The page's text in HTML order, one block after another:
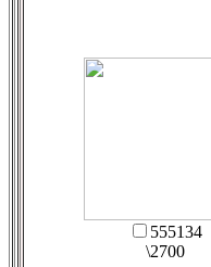
555134
\2700